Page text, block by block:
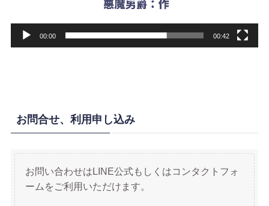
00:00 00:42
お問合せ、利用申し込み
お問い合わせはLINE公式もしくはコンタクトフォ
ームをご利用いただけます。